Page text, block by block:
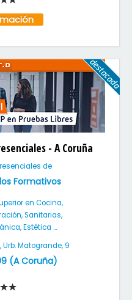
- A Coruña
de
Formativos
en Cocina,
Sanitarias,
Estética ...
Matogrande, 9
(A Coruña)